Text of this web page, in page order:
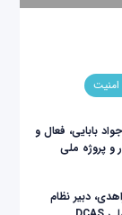
امنیت
بابایی، فعال و
پروژه ملی
دبیر نظام